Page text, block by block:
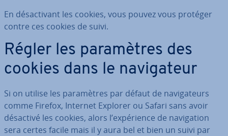
En dé­sac­ti­vant les cookies, vous pouvez vous protéger
contre ces cookies de suivi.
Régler les pa­ra­mètres des
cookies dans le na­vi­ga­teur
Si on utilise les pa­ra­mètres par défaut de na­vi­ga­teurs
comme Firefox, Internet Explorer ou Safari sans avoir
désactivé les cookies, alors l’ex­pé­rience de na­vi­ga­tion
sera certes facile mais il y aura bel et bien un suivi par